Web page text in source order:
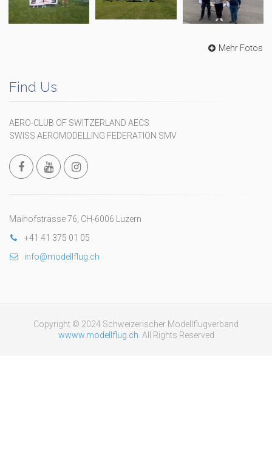
Mehr Fotos
Find Us
AERO-CLUB OF SWITZERLAND AECS
SWISS AEROMODELLING FEDERATION SMV
Maihofstrasse 76, CH-6006 Luzern
+41 41 375 01 05
info@modellflug.ch
Copyright © 2024 Schweizerischer Modellflugverband
wwww.modellflug.ch . All Rights Reserved